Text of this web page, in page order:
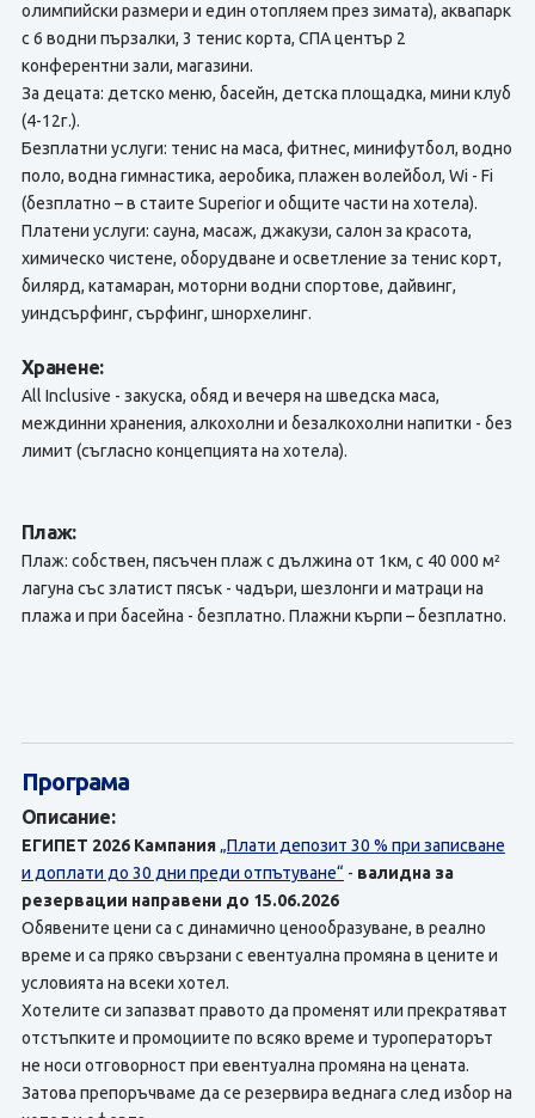
олимпийски размери и един отопляем през зимата), аквапарк
с 6 водни пързалки, 3 тенис корта, СПА център 2
конферентни зали, магазини.
За децата: детско меню, басейн, детска площадка, мини клуб
(4-12г.).
Безплатни услуги: тенис на маса, фитнес, минифутбол, водно
поло, водна гимнастика, аеробика, плажен волейбол, Wi - Fi
(безплатно – в стаите Superior и общите части на хотела).
Платени услуги: сауна, масаж, джакузи, салон за красота,
химическо чистене, оборудване и осветление за тенис корт,
билярд, катамаран, моторни водни спортове, дайвинг,
уиндсърфинг, сърфинг, шнорхелинг.
Хранене:
All Inclusive - закуска, обяд и вечеря на шведска маса,
междинни хранения, алкохолни и безалкохолни напитки - без
лимит (съгласно концепцията на хотела).
Плаж:
Плаж: собствен, пясъчен плаж с дължина от 1км, с 40 000 м²
лагуна със златист пясък - чадъри, шезлонги и матраци на
плажа и при басейна - безплатно. Плажни кърпи – безплатно.
Програма
Описание:
ЕГИПЕТ 2026 Кампания „Плати депозит 30 % при записване
и доплати до 30 дни преди отпътуване“ - валидна за
резервации направени до 15.06.2026
Обявените цени са с динамично ценообразуване, в реално
време и са пряко свързани с евентуална промяна в цените и
условията на всеки хотел.
Хотелите си запазват правото да променят или прекратяват
отстъпките и промоциите по всяко време и туроператорът
не носи отговорност при евентуална промяна на цената.
Затова препоръчваме да се резервира веднага след избор на